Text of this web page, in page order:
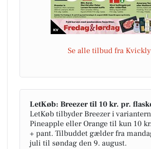
Se alle tilbud fra Kvickly
LetKøb: Breezer til 10 kr. pr.
LetKøb tilbyder Breezer i
Pineapple eller Orange til kun 10
+ pant. Tilbuddet gælder fra
juli til søndag den 9. august.